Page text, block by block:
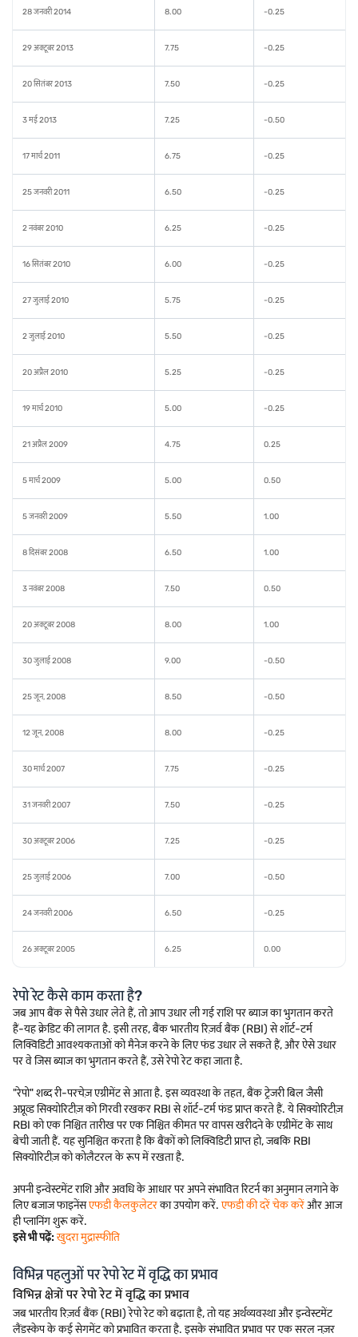
28 जनवरी 2014 8.00 -0.25
29 अक्टूबर 2013 7.75 -0.25
20 सितंबर 2013 7.50 -0.25
3 मई 2013 7.25 -0.50
17 मार्च 2011 6.75 -0.25
25 जनवरी 2011 6.50 -0.25
2 नवंबर 2010 6.25 -0.25
16 सितंबर 2010 6.00 -0.25
27 जुलाई 2010 5.75 -0.25
2 जुलाई 2010 5.50 -0.25
20 अप्रैल 2010 5.25 -0.25
19 मार्च 2010 5.00 -0.25
21 अप्रैल 2009 4.75 0.25
5 मार्च 2009 5.00 0.50
5 जनवरी 2009 5.50 1.00
8 दिसंबर 2008 6.50 1.00
3 नवंबर 2008 7.50 0.50
20 अक्टूबर 2008 8.00 1.00
30 जुलाई 2008 9.00 -0.50
25 जून, 2008 8.50 -0.50
12 जून, 2008 8.00 -0.25
30 मार्च 2007 7.75 -0.25
31 जनवरी 2007 7.50 -0.25
30 अक्टूबर 2006 7.25 -0.25
25 जुलाई 2006 7.00 -0.50
24 जनवरी 2006 6.50 -0.25
26 अक्टूबर 2005 6.25 0.00
रेपो रेट कैसे काम करता है?
जब आप बैंक से पैसे उधार लेते हैं, तो आप उधार ली गई राशि पर ब्याज का भुगतान करते
हैं-यह क्रेडिट की लागत है. इसी तरह, बैंक भारतीय रिज़र्व बैंक (RBI) से शॉर्ट-टर्म
लिक्विडिटी आवश्यकताओं को मैनेज करने के लिए फंड उधार ले सकते हैं, और ऐसे उधार
पर वे जिस ब्याज का भुगतान करते हैं, उसे रेपो रेट कहा जाता है.
"रेपो" शब्द री-परचेज़ एग्रीमेंट से आता है. इस व्यवस्था के तहत, बैंक ट्रेजरी बिल जैसी
अप्रूव्ड सिक्योरिटीज़ को गिरवी रखकर RBI से शॉर्ट-टर्म फंड प्राप्त करते हैं. ये सिक्योरिटीज़
RBI को एक निश्चित तारीख पर एक निश्चित कीमत पर वापस खरीदने के एग्रीमेंट के साथ
बेची जाती हैं. यह सुनिश्चित करता है कि बैंकों को लिक्विडिटी प्राप्त हो, जबकि RBI
सिक्योरिटीज़ को कोलैटरल के रूप में रखता है.
अपनी इन्वेस्टमेंट राशि और अवधि के आधार पर अपने संभावित रिटर्न का अनुमान लगाने के
लिए बजाज फाइनेंसएफडी कैलकुलेटरका उपयोग करें.एफडी की दरें चेक करेंऔर आज
ही प्लानिंग शुरू करें.
इसे भी पढ़ें:खुदरा मुद्रास्फीति
विभिन्न पहलुओं पर रेपो रेट में वृद्धि का प्रभाव
विभिन्न क्षेत्रों पर रेपो रेट में वृद्धि का प्रभाव
जब भारतीय रिज़र्व बैंक (RBI) रेपो रेट को बढ़ाता है, तो यह अर्थव्यवस्था और इन्वेस्टमेंट
लैंडस्केप के कई सेगमेंट को प्रभावित करता है. इसके संभावित प्रभाव पर एक सरल नज़र